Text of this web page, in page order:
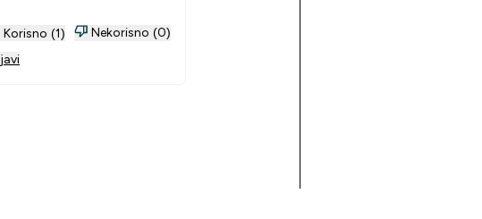
Korisno (1)
Nekorisno (0)